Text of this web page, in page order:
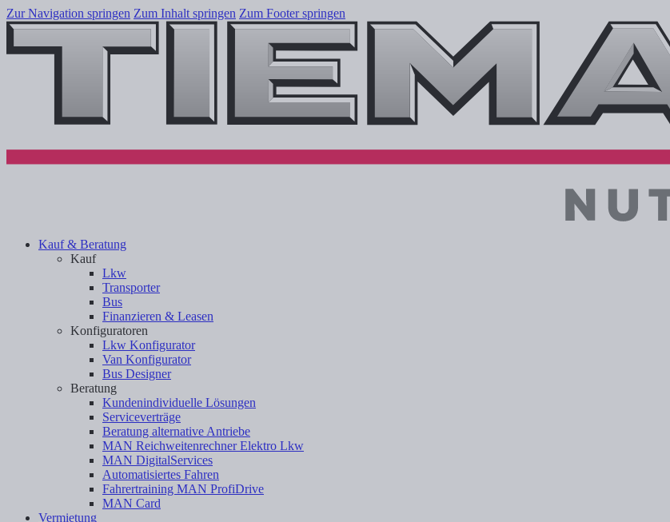
Zur Navigation springen Zum Inhalt springen Zum Footer springen
Kauf & Beratung
Kauf
Lkw
Transporter
Bus
Finanzieren & Leasen
Konfiguratoren
Lkw Konfigurator
Van Konfigurator
Bus Designer
Beratung
Kundenindividuelle Lösungen
Serviceverträge
Beratung alternative Antriebe
MAN Reichweitenrechner Elektro Lkw
MAN DigitalServices
Automatisiertes Fahren
Fahrertraining MAN ProfiDrive
MAN Card
Vermietung